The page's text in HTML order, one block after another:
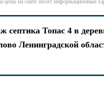
цены на сайте носят информационный
септика Топас 4 в
Ленинградской